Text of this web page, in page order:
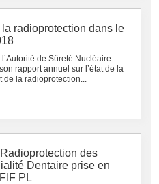
la radioprotection dans le
de Sûreté Nucléaire
rapport annuel sur l’état de la
de la radioprotection...
des
Dentaire prise en
PL